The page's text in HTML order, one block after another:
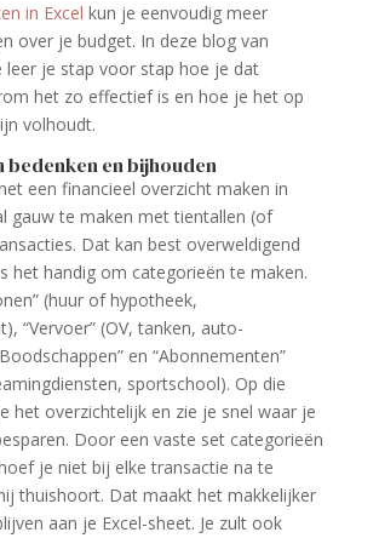
in Excel kun je eenvoudig meer
over je budget. In deze blog van
leer je stap voor stap hoe je dat
het zo effectief is en hoe je het op
volhoudt.
bedenken en bijhouden
een financieel overzicht maken in
gauw te maken met tientallen (of
Dat kan best overweldigend
het handig om categorieën te maken.
(huur of hypotheek,
“Vervoer” (OV, tanken, auto-
en “Abonnementen”
sportschool). Op die
het overzichtelijk en zie je snel waar je
Door een vaste set categorieën
je niet bij elke transactie na te
thuishoort. Dat maakt het makkelijker
aan je Excel-sheet. Je zult ook